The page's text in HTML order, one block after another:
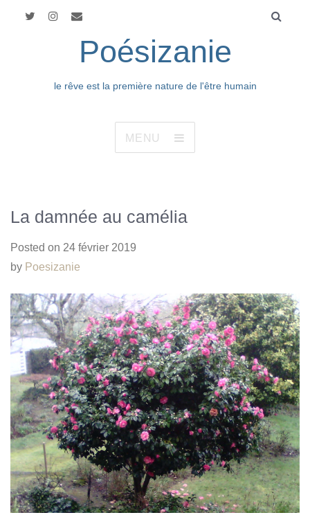
Poésizanie
le rêve est la première nature de l'être humain
MENU
La damnée au camélia
Posted on 24 février 2019
by Poesizanie